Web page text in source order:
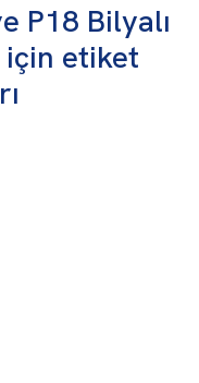
P18 Bilyalı
için etiket